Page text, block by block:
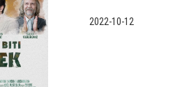
2022-10-12